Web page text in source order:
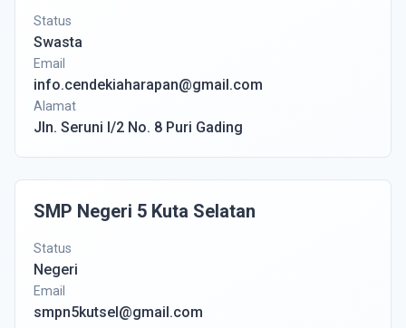
Status
Swasta
Email
info.cendekiaharapan@gmail.com
Alamat
Jln. Seruni I/2 No. 8 Puri Gading
SMP Negeri 5 Kuta Selatan
Status
Negeri
Email
smpn5kutsel@gmail.com